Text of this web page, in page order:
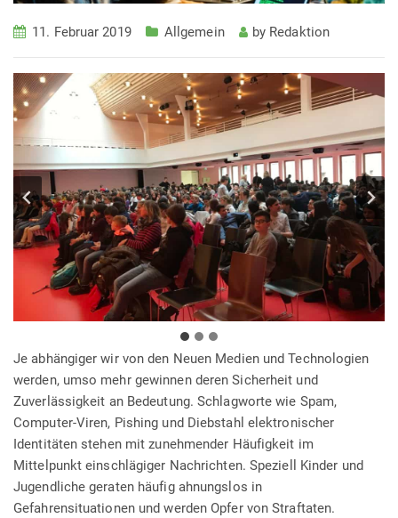
11. Februar 2019 Allgemein by Redaktion
Je abhängiger wir von den Neuen Medien und Technologien
werden, umso mehr gewinnen deren Sicherheit und
Zuverlässigkeit an Bedeutung. Schlagworte wie Spam,
Computer-Viren, Pishing und Diebstahl elektronischer
Identitäten stehen mit zunehmender Häufigkeit im
Mittelpunkt einschlägiger Nachrichten. Speziell Kinder und
Jugendliche geraten häufig ahnungslos in
Gefahrensituationen und werden Opfer von Straftaten.